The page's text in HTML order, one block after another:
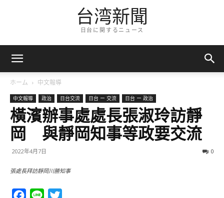
台湾新聞
日台に関するニュース
ホーム 中文報導
中文報導 政治 日台交流 日台 ー 交流 日台 ー 政治
橫濱辦事處處長張淑玲訪靜
岡 與靜岡知事等政要交流
2022年4月7日 0
張處長拜訪靜岡川勝知事
Facebook
Line